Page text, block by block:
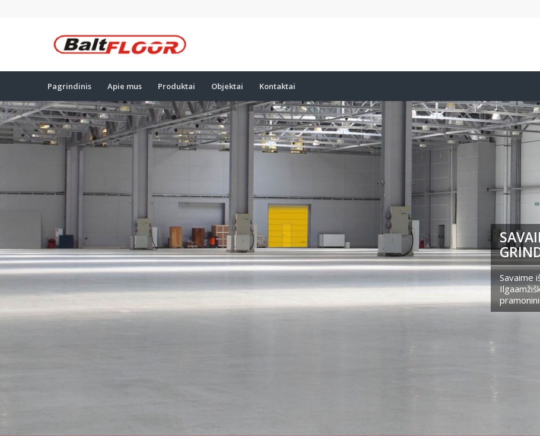
Pagrindinis Apie mus Produktai Objektai Kontaktai
Savaime